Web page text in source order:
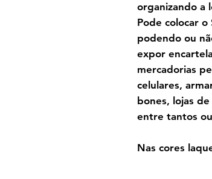
organizando a
Pode colocar
podendo ou
expor
mercadorias
celulares,
bones, lojas
entre tantos
Nas cores